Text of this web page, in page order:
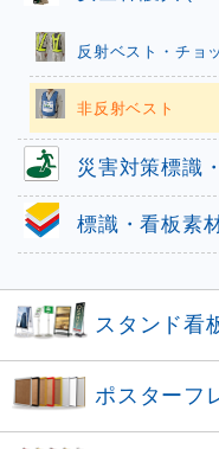
反射ベスト・チョ
非反射ベスト
災害対策標識
標識・看板素
スタンド看
ポスターフ